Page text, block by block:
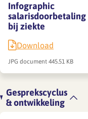
Infographic
salarisdoorbetaling
bij ziekte
Download
JPG document 445.51 KB
Gesprekscyclus
& ontwikkeling